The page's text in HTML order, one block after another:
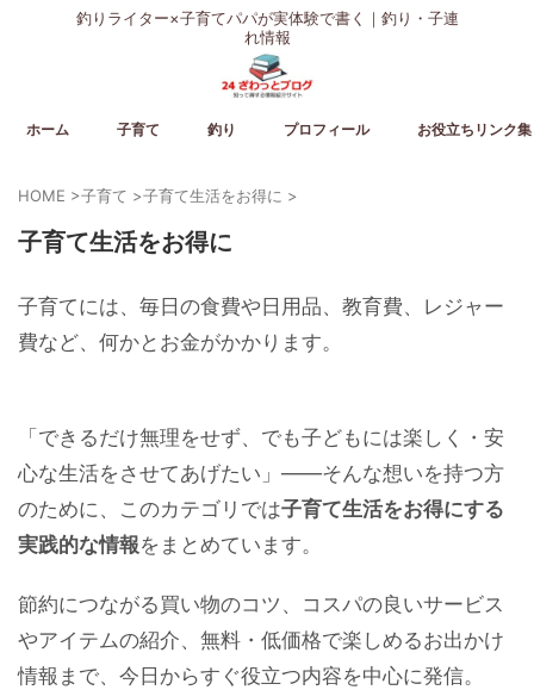
釣りライター×子育てパパが実体験で書く｜釣り・子連
れ情報
ホーム 子育て 釣り プロフィール お役立ちリンク集
HOME >子育て >子育て生活をお得に >
子育て生活をお得に
子育てには、毎日の食費や日用品、教育費、レジャー
費など、何かとお金がかかります。
「できるだけ無理をせず、でも子どもには楽しく・安
心な生活をさせてあげたい」——そんな想いを持つ方
のために、このカテゴリでは子育て生活をお得にする
実践的な情報をまとめています。
節約につながる買い物のコツ、コスパの良いサービス
やアイテムの紹介、無料・低価格で楽しめるお出かけ
情報まで、今日からすぐ役立つ内容を中心に発信。